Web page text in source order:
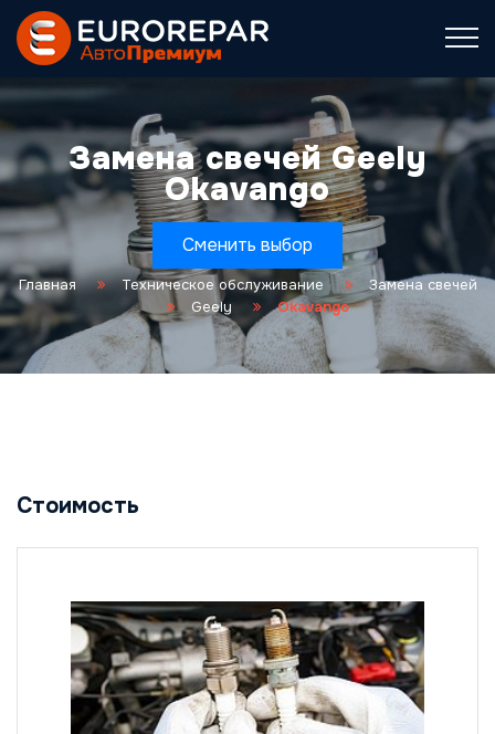
Замена свечей Geely
Okavango
Сменить выбор
Главная Техническое обслуживание
Замена свечей
Geely
Okavango
Стоимость